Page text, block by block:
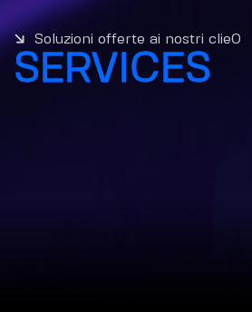
Soluzioni offerte ai nostri clienti
SERVICES